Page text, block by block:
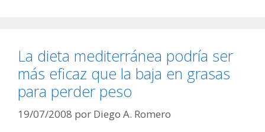
La dieta mediterránea podría ser
más eficaz que la baja en grasas
para perder peso
19/07/2008 por Diego A. Romero